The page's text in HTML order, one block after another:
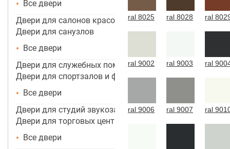
Все двери
Двери для салонов красоты
Двери для санузлов
Все двери
Двери для служебных помещений
Двери для спортзалов и фитнес-центров
Все двери
Двери для студий звукозаписи
Двери для торговых центров, помещений
Все двери
ral 8025 ral 8028 ral
ral 9002 ral 9003 ral
ral 9006 ral 9007 ral